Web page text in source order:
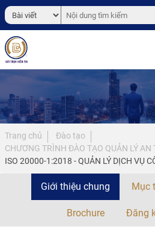
Trang chủ
Đào tạo
CHƯƠNG TRÌNH ĐÀO TẠO QUẢN LÝ AN
ISO 20000-1:2018 - QUẢN LÝ DỊCH VỤ
Giới thiệu chung Mục
Brochure Đăng